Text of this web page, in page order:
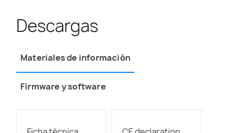
Descargas
Materiales de información
Firmware y software